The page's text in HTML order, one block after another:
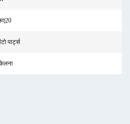
पार्ट्स